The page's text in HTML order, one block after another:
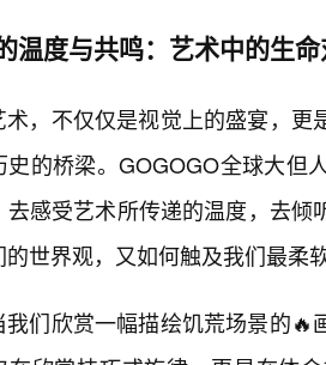
温度与共鸣：艺术中的生
术，不仅仅是视觉上的盛宴，
史的桥梁。GOGOGO全球大但
去感受艺术所传递的温度，去
的世界观，又如何触及我们最柔
我们欣赏一幅描绘饥荒场景的